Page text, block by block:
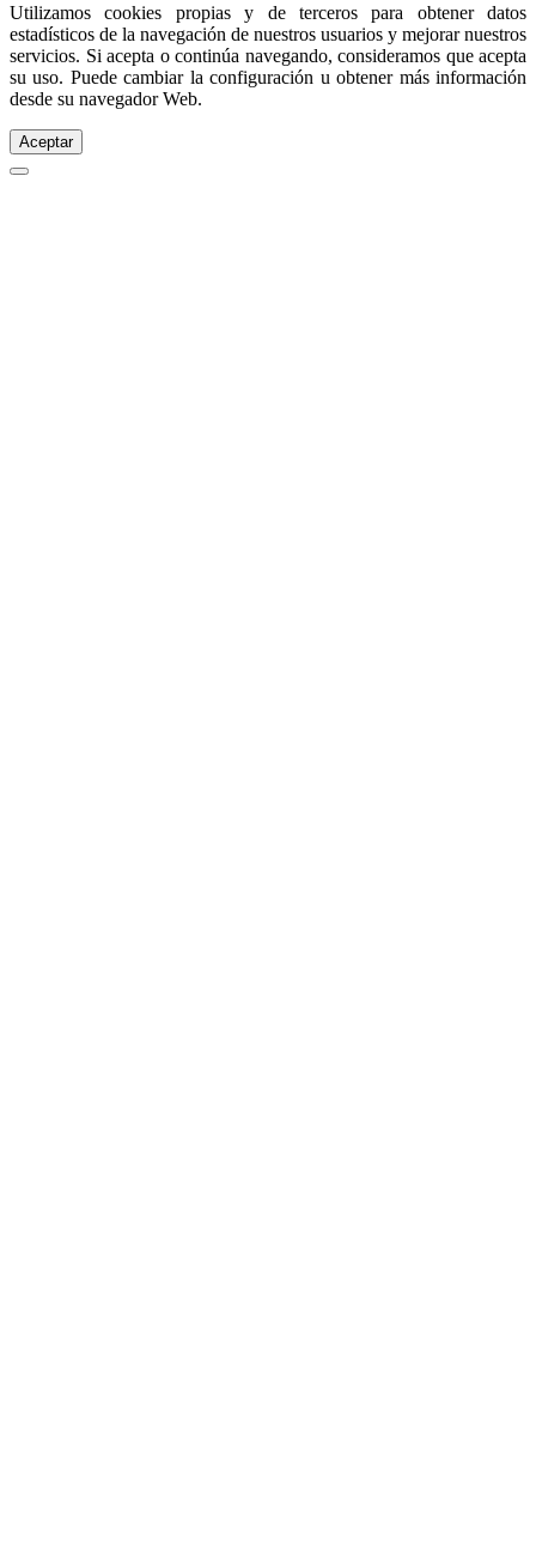
Utilizamos cookies propias y de terceros para obtener datos
estadísticos de la navegación de nuestros usuarios y mejorar nuestros
servicios. Si acepta o continúa navegando, consideramos que acepta
su uso. Puede cambiar la configuración u obtener más información
desde su navegador Web.
Aceptar